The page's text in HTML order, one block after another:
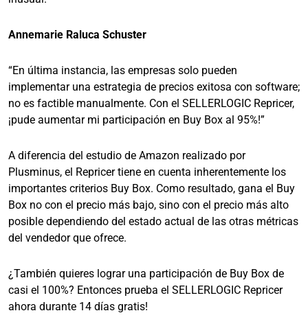
Annemarie Raluca Schuster
“En última instancia, las empresas solo pueden
implementar una estrategia de precios exitosa con software;
no es factible manualmente. Con el SELLERLOGIC Repricer,
¡pude aumentar mi participación en Buy Box al 95%!”
A diferencia del estudio de Amazon realizado por
Plusminus, el Repricer tiene en cuenta inherentemente los
importantes criterios Buy Box. Como resultado, gana el Buy
Box no con el precio más bajo, sino con el precio más alto
posible dependiendo del estado actual de las otras métricas
del vendedor que ofrece.
¿También quieres lograr una participación de Buy Box de
casi el 100%? Entonces prueba el SELLERLOGIC Repricer
ahora durante 14 días gratis!